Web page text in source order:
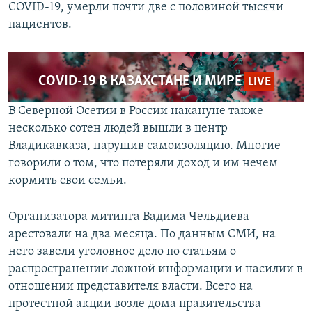
СOVID-19, умерли почти две с половиной тысячи
пациентов.
COVID-19 В КАЗАХСТАНЕ И МИРЕ LIVE
В Северной Осетии в России накануне также
несколько сотен людей вышли в центр
Владикавказа, нарушив самоизоляцию. Многие
говорили о том, что потеряли доход и им нечем
кормить свои семьи.
Организатора митинга Вадима Чельдиева
арестовали на два месяца. По данным СМИ, на
него завели уголовное дело по статьям о
распространении ложной информации и насилии в
отношении представителя власти. Всего на
протестной акции возле дома правительства